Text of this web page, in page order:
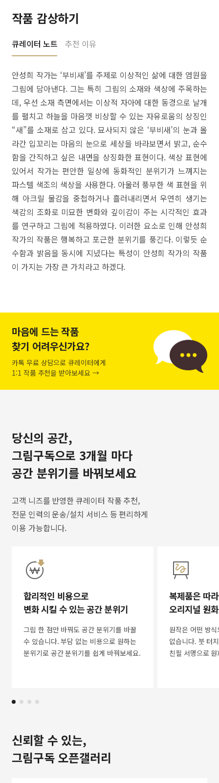
작품 감상하기
큐레이터 노트 추천 이유
안성희 작가는 ‘부비새’를 주제로 이상적인 삶에 대한 염원을
그림에 담아낸다. 그는 특히 그림의 소재와 색상에 주목하는
데, 우선 소재 측면에서는 이상적 자아에 대한 동경으로 날개
를 펼치고 하늘을 마음껏 비상할 수 있는 자유로움의 상징인
“새”를 소재로 삼고 있다. 묘사되지 않은 ‘부비새’의 눈과 올
라간 입꼬리는 마음의 눈으로 세상을 바라보면서 밝고, 순수
함을 간직하고 싶은 내면을 상징화한 표현이다. 색상 표현에
있어서 작가는 편안한 일상에 동화적인 분위기가 느껴지는
파스텔 색조의 색상을 사용한다. 아울러 풍부한 색 표현을 위
해 아크릴 물감을 중첩하거나 흘러내리면서 우연히 생기는
색감의 조화로 미묘한 변화와 깊이감이 주는 시각적인 효과
를 연구하고 그림에 적용하였다. 이러한 요소로 인해 안성희
작가의 작품은 행복하고 포근한 분위기를 풍긴다. 이렇듯 순
수함과 밝음을 동시에 지녔다는 특성이 안성희 작가의 작품
이 가지는 가장 큰 가치라고 하겠다.
마음에 드는 작품
찾기 어려우신가요?
카톡 무료 상담으로 큐레이터에게
1:1 작품 추천을 받아보세요 →
당신의 공간,
그림구독으로 3개월 마다
공간 분위기를 바꿔보세요
고객 니즈를 반영한 큐레이터 작품 추천,
전문 인력의 운송/설치 서비스 등 편리하게
이용 가능합니다.
합리적인 비용으로
변화 시킬 수 있는 공간 분위기
그림 한 점만 바꿔도 공간 분위기를 바꿀
수 있습니다. 부담 없는 비용으로 원하는
분위기로 공간 분위기를 쉽게 바꿔보세요.
복제품은 따
오리지널 원
원작은 어떤 방
없습니다. 붓 터
친필 서명으로
신뢰할 수 있는,
그림구독 오픈갤러리